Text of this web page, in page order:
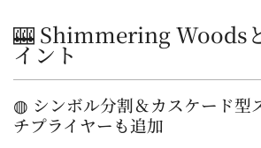
🎰 Shimmering Woods
イント
◍ シンボル分割＆カスケード型
チプライヤーも追加